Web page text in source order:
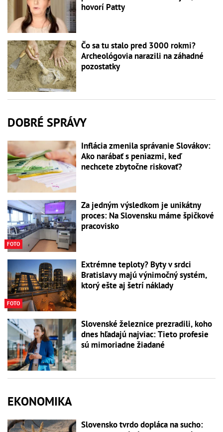
hovorí Patty
Čo sa tu stalo pred 3000 rokmi?
Archeológovia narazili na záhadné
pozostatky
DOBRÉ SPRÁVY
Inflácia zmenila správanie Slovákov:
Ako narábať s peniazmi, keď
nechcete zbytočne riskovať?
FOTO
Za jedným výsledkom je unikátny
proces: Na Slovensku máme špičkové
pracovisko
FOTO
Extrémne teploty? Byty v srdci
Bratislavy majú výnimočný systém,
ktorý ešte aj šetrí náklady
Slovenské železnice prezradili, koho
dnes hľadajú najviac: Tieto profesie
sú mimoriadne žiadané
EKONOMIKA
Slovensko tvrdo dopláca na sucho: